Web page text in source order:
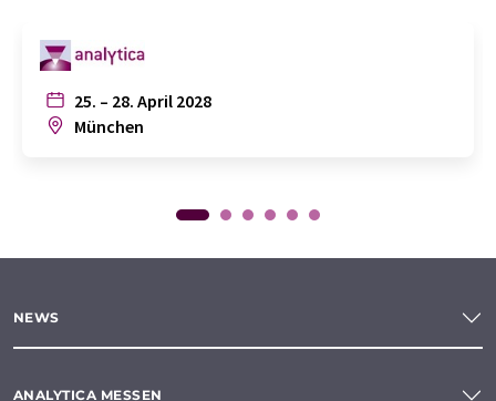
25. – 28. April 2028
München
NEWS
ANALYTICA MESSEN